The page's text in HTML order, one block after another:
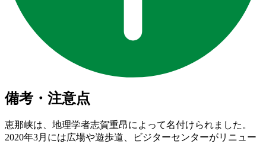
備考・注意点
恵那峡は、地理学者志賀重昂によって名付けられました。
2020年3月には広場や遊歩道、ビジターセンターがリニュー